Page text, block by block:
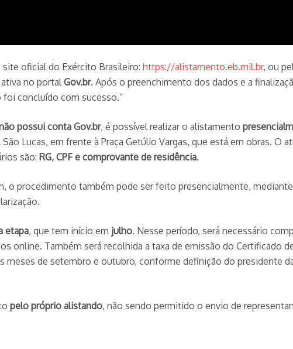
oficial do Exército Brasileiro: https://alistamento.eb.mil.br, ou
ativa no portalGov.br. Após o preenchimento dos dados e a
foi concluído com sucesso.”
possui conta Gov.br, é possível realizar o alistamento
Lucas, em frente à Praça Getúlio Vargas, que está em obras. O
são: RG, CPF e comprovante de residência.
o procedimento também pode ser feito presencialmente,
etapa, que tem início em julho. Nesse período, será necessário
online. Também será recolhida a taxa de emissão do Certificado
meses de setembro e outubro, conforme definição do presidente
pelo próprio alistando, não sendo permitido o envio de